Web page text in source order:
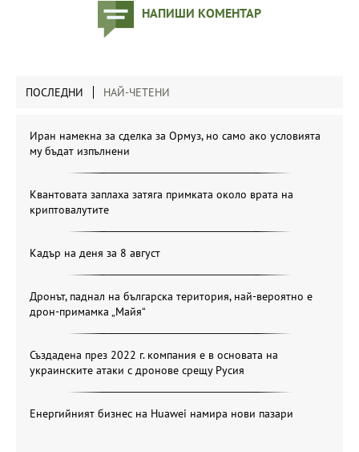
НАПИШИ КОМЕНТАР
ПОСЛЕДНИ НАЙ-ЧЕТЕНИ
Иран намекна за сделка за Ормуз, но само ако условията
му бъдат изпълнени
Квантовата заплаха затяга примката около врата на
криптовалутите
Кадър на деня за 8 август
Дронът, паднал на българска територия, най-вероятно е
дрон-примамка „Майя“
Създадена през 2022 г. компания е в основата на
украинските атаки с дронове срещу Русия
Енергийният бизнес на Huawei намира нови пазари